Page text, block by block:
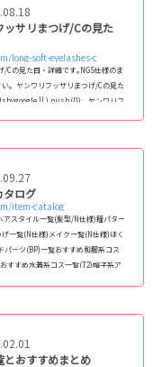
ッサリまつげ/Cの見た
long-soft-eyelashes-c
/Cの見た目・詳細です｡NGS仕様のま
｡ ヤンワリフッサリまつげ/Cの見た
|| ).push({}); ヤンワリフ
なるデザインで、上まつげには最低
らしく...
タログ
item-catalog
スタイル一覧(髪型/N仕様)瞳パター
一覧(N仕様)メイク一覧(N仕様)ほく
パーツ(BP)一覧おすすめ和服系コス
すすめ水着系コス一覧(T2)帽子系ア
とおすすめまとめ